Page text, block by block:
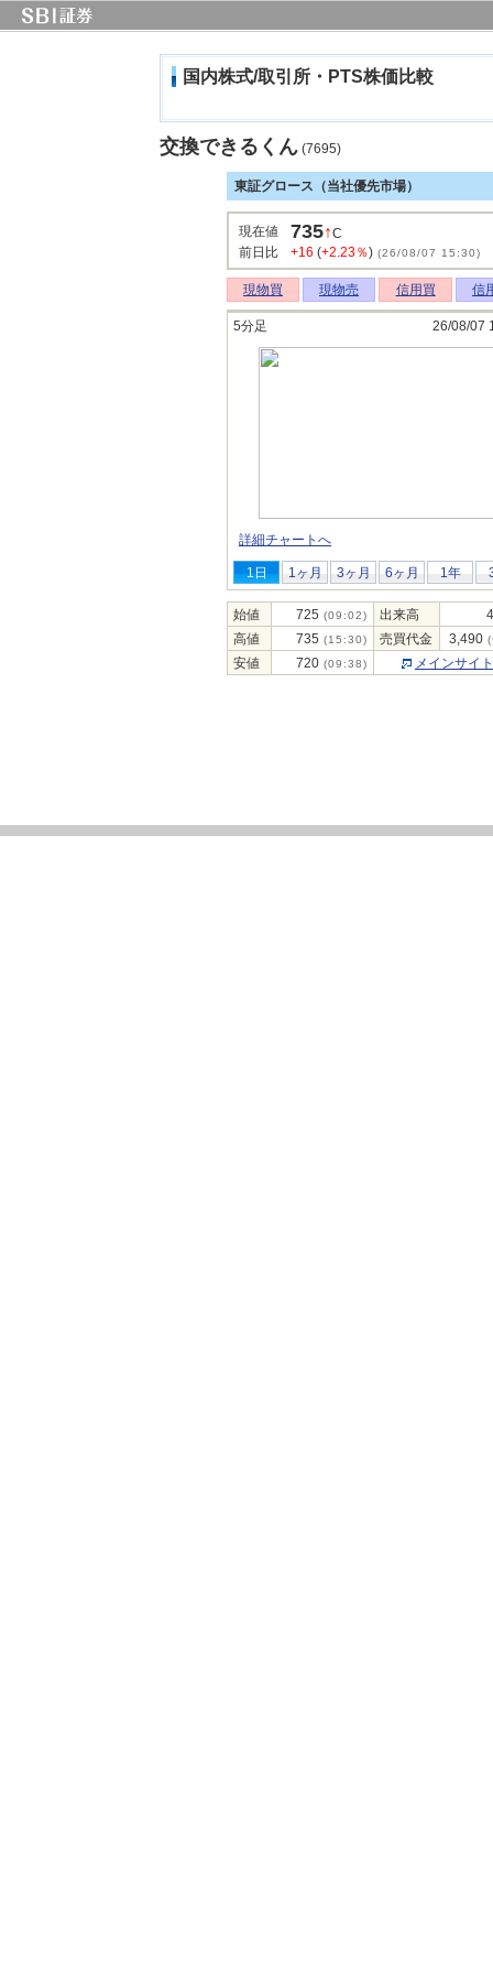
国内株式/取引所・PTS株価比較
交換できるくん (7695)
東証グロース（当社優先市場）
現在値 735↑C
前日比
+16 (+2.23％) (26/08/07 15:30)
現物買 現物売 信用買 信
5分足 26/08/07
詳細チャートへ
1日 1ヶ月 3ヶ月 6ヶ月 1年
始値 725 (09:02) 出来高
高値
735 (15:30) 売買代金 3,490
安値 720 (09:38) メインサイ